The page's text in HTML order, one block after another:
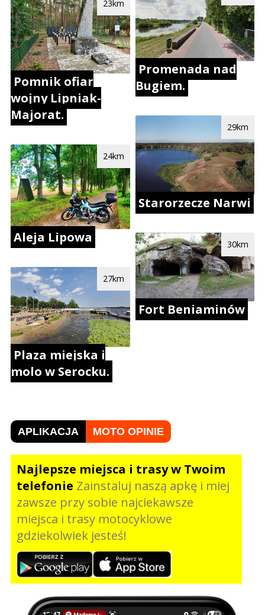
Pomnik ofiar
wojny Lipniak-
Majorat.
23km
Aleja Lipowa
24km
Plaza miejska i
molo w Serocku.
27km
Promenada nad
Bugiem.
Starorzecze Narwi
29km
Fort Beniaminów
30km
APLIKACJA MOTO OPINIE
Najlepsze miejsca i trasy w Twoim
telefonie Zainstaluj naszą apkę i miej
zawsze przy sobie najciekawsze
miejsca i trasy motocyklowe
gdziekolwiek jesteś!